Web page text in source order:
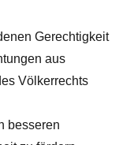
Gerechtigkeit
aus
Völkerrechts
besseren